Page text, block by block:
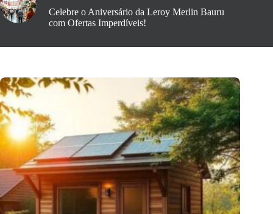
Celebre o Aniversário da Leroy Merlin Bauru
com Ofertas Imperdíveis!